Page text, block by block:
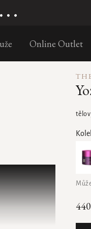
pracovní den
Online Outlet